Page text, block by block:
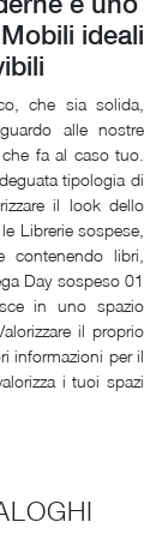
ideali
che sia solida,
alle nostre
fa al caso tuo.
tipologia di
il look dello
Librerie sospese,
libri,
Day sospeso 01
in uno spazio
il proprio
informazioni per il
i tuoi spazi